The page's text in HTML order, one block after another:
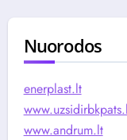
Nuorodos
enerplast.lt
www.andrum.lt